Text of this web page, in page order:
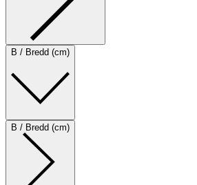
B / Bredd (cm)
B / Bredd (cm)